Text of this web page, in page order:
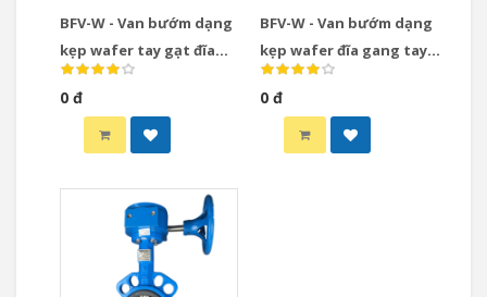
BFV-W - Van bướm dạng
kẹp wafer tay gạt đĩa
gang
0 đ
BFV-W - Van bướm dạng
kẹp wafer đĩa gang tay
quay
0 đ